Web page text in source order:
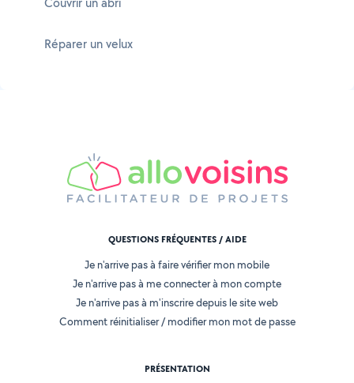
Réparer un velux
QUESTIONS FRÉQUENTES / AIDE
Je n'arrive pas à faire vérifier mon mobile
Je n'arrive pas à me connecter à mon compte
Je n'arrive pas à m'inscrire depuis le site web
Comment réinitialiser / modifier mon mot de passe
PRÉSENTATION